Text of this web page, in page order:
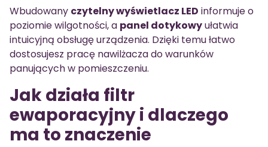
Wbudowany czytelny wyświetlacz LED informuje o
poziomie wilgotności, a panel dotykowyułatwia
intuicyjną obsługę urządzenia. Dzięki temu łatwo
dostosujesz pracę nawilżacza do warunków
panujących w pomieszczeniu.
Jak działa filtr
ewaporacyjny i dlaczego
ma to znaczenie